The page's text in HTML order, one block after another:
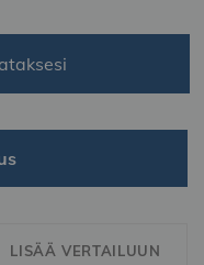
LISÄÄ VERTAILUUN